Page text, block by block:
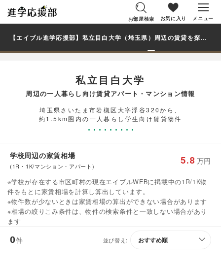
お部屋検索 お気に入り メニュー
【エイブル進学応援部】私立目白大学（埼玉県）周辺の賃貸を探す｜学生・大学生の一人暮らし向け賃貸マンション・アパート
私立目白大学
周辺の一人暮らし向け賃貸アパート・マンション情報
埼玉県さいたま市岩槻区大字浮谷320から、
約1.5km圏内の一人暮らし学生向け賃貸物件
学校周辺の家賃相場
(1R・1K/マンション・アパート)
5.8 万円
※学校が存在する市区町村の現在エイブルWEBに掲載中の1R/1K物
件をもとに家賃相場を計算し算出しています。
※物件数が少ないときは家賃相場の算出ができない場合があります
※相場の絞りこみ条件は、物件の検索条件と一致しない場合があり
ます
0件 並び替え: